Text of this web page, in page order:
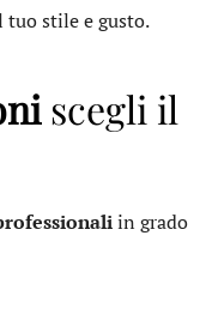
tuo stile e gusto.
scegli il
in grado